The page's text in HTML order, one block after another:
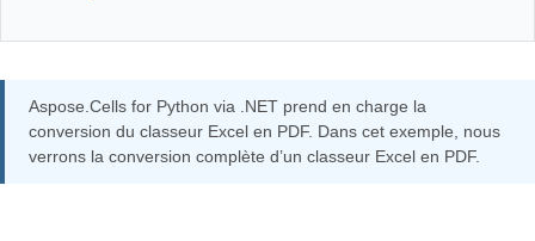
Aspose.Cells for Python via .NET prend en charge la
conversion du classeur Excel en PDF. Dans cet exemple, nous
verrons la conversion complète d’un classeur Excel en PDF.